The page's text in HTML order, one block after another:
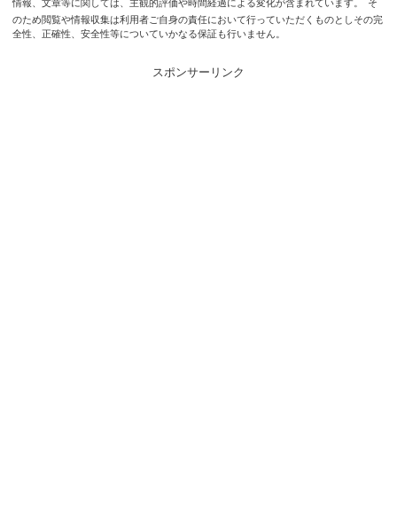
情報、文章等に関しては、主観的評価や時間経過による変化が含まれています。
そ
のため閲覧や情報収集は利用者ご自身の責任において行っていただくものとしその完
全性、正確性、安全性等についていかなる保証も行いません。
スポンサーリンク